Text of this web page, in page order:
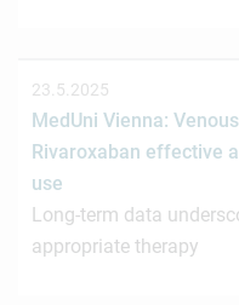
23.5.2025
MedUni Vienna:
Rivaroxaban effective
use
Long-term data
appropriate therapy